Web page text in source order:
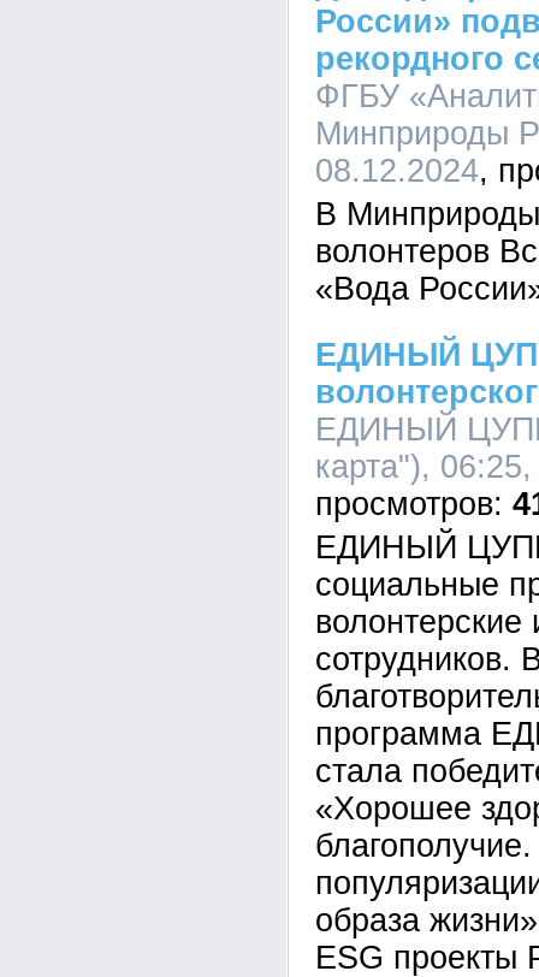
России»
рекордного
ФГБУ
Минприроды
08.12.2024
В
волонтеров
«Вода
ЕДИНЫЙ
ЕДИНЫЙ
карта"),
ЕДИНЫЙ
социальные
волонтерские
сотрудников.
программа
стала
«Хорошее
образа
ESG проекты